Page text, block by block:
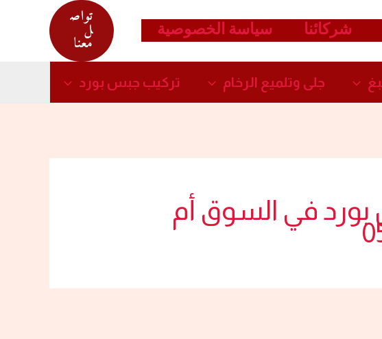
شركائنا سياسة الخصوصية
تواص
ل
معنا
جلى وتلميع الرخام​ تركيب جبس بورد​
في السوق أم